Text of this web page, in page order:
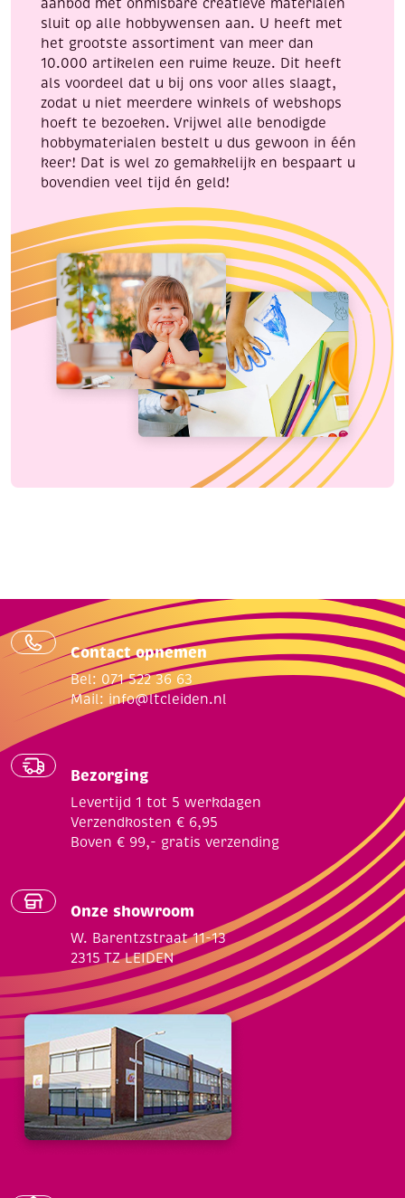
aantal
aanbod met onmisbare creatieve materialen
sluit op alle hobbywensen aan. U heeft met
het grootste assortiment van meer dan
10.000 artikelen een ruime keuze. Dit heeft
als voordeel dat u bij ons voor alles slaagt,
zodat u niet meerdere winkels of webshops
hoeft te bezoeken. Vrijwel alle benodigde
hobbymaterialen bestelt u dus gewoon in één
keer! Dat is wel zo gemakkelijk en bespaart u
bovendien veel tijd én geld!
Contact opnemen
Bel: 071 522 36 63
Mail: info@ltcleiden.nl
Bezorging
Levertijd 1 tot 5 werkdagen
Verzendkosten € 6,95
Boven € 99,- gratis verzending
Onze showroom
W. Barentzstraat 11-13
2315 TZ LEIDEN